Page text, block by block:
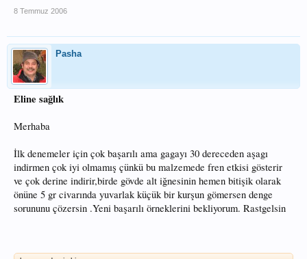
8 Temmuz 2006
Pasha
Eline sağlık
Merhaba
İlk denemeler için çok başarılı ama gagayı 30 dereceden aşagı
indirmen çok iyi olmamış çünkü bu malzemede fren etkisi gösterir
ve çok derine indirir,birde gövde alt iğnesinin hemen bitişik olarak
önüne 5 gr civarında yuvarlak küçük bir kurşun gömersen denge
sorununu çözersin .Yeni başarılı örneklerini bekliyorum. Rastgelsin